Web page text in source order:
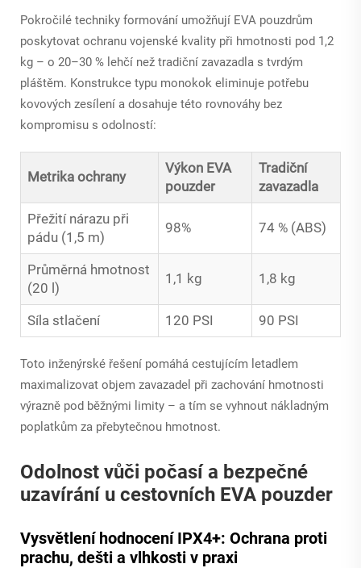
Pokročilé techniky formování umožňují EVA pouzdrům
poskytovat ochranu vojenské kvality při hmotnosti pod 1,2
kg – o 20–30 % lehčí než tradiční zavazadla s tvrdým
pláštěm. Konstrukce typu monokok eliminuje potřebu
kovových zesílení a dosahuje této rovnováhy bez
kompromisu s odolností:
Metrika ochrany
Výkon EVA
pouzder
Tradiční
zavazadla
Přežití nárazu při
pádu (1,5 m)
98% 74 % (ABS)
Průměrná hmotnost
(20 l)
1,1 kg 1,8 kg
Síla stlačení 120 PSI 90 PSI
Toto inženýrské řešení pomáhá cestujícím letadlem
maximalizovat objem zavazadel při zachování hmotnosti
výrazně pod běžnými limity – a tím se vyhnout nákladným
poplatkům za přebytečnou hmotnost.
Odolnost vůči počasí a bezpečné
uzavírání u cestovních EVA pouzder
Vysvětlení hodnocení IPX4+: Ochrana proti
prachu, dešti a vlhkosti v praxi